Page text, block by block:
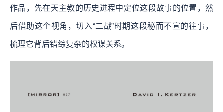
作品，先在天主教的历史进程中定位这段故事的位置，然
后借助这个视角，切入“二战”时期这段秘而不宣的往事，
梳理它背后错综复杂的权谋关系。